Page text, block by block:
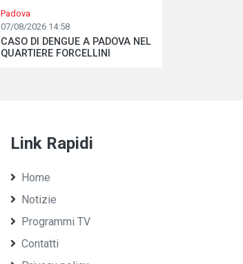
Padova
07/08/2026 14:58
CASO DI DENGUE A PADOVA NEL
QUARTIERE FORCELLINI
Link Rapidi
Home
Notizie
Programmi TV
Contatti